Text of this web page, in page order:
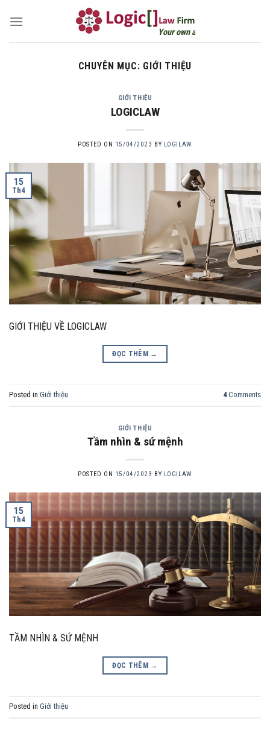
Your own attorney
CHUYÊN MỤC: GIỚI THIỆU
GIỚI THIỆU
LOGICLAW
POSTED ON 15/04/2023 BY LOGILAW
15
Th4
GIỚI THIỆU VỀ LOGICLAW
ĐỌC THÊM →
Posted in Giới thiệu 4Comments
GIỚI THIỆU
Tầm nhìn & sứ mệnh
POSTED ON 15/04/2023 BY LOGILAW
15
Th4
TẦM NHÌN & SỨ MỆNH
ĐỌC THÊM →
Posted in Giới thiệu